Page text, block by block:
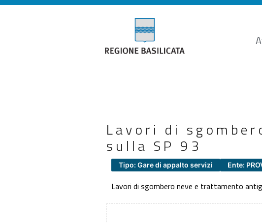
Lavori di
sulla SP 93
Tipo: Gare di appalto servizi Ente:
Lavori di sgombero neve e trattamento